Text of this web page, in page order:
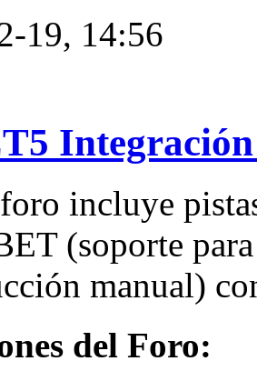
19, 14:56
incluye
(soporte
manual)
del Foro: